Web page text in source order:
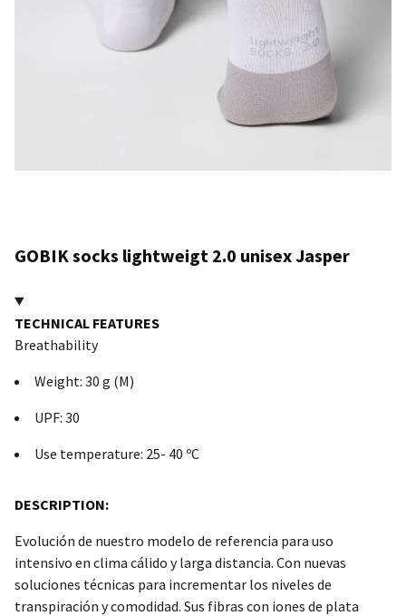
GOBIK socks lightweigt 2.0 unisex Jasper
TECHNICAL FEATURES
Breathability
Weight: 30 g (M)
UPF: 30
Use temperature: 25- 40 ºC
DESCRIPTION:
Evolución de nuestro modelo de referencia para uso
intensivo en clima cálido y larga distancia. Con nuevas
soluciones técnicas para incrementar los niveles de
transpiración y comodidad. Sus fibras con iones de plata